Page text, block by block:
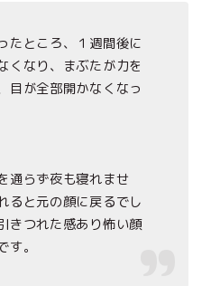
たところ、１週間後に
くなり、まぶたが力を
目が全部開かなくなっ
通らず夜も寝れませ
ると元の顔に戻るでし
きつれた感あり怖い顔
。